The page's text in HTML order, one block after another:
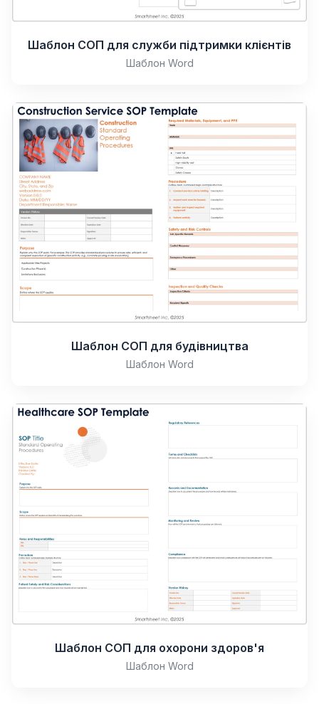
Шаблон СОП для служби підтримки клієнтів
Шаблон Word
Шаблон СОП для будівництва
Шаблон Word
Шаблон СОП для охорони здоров'я
Шаблон Word